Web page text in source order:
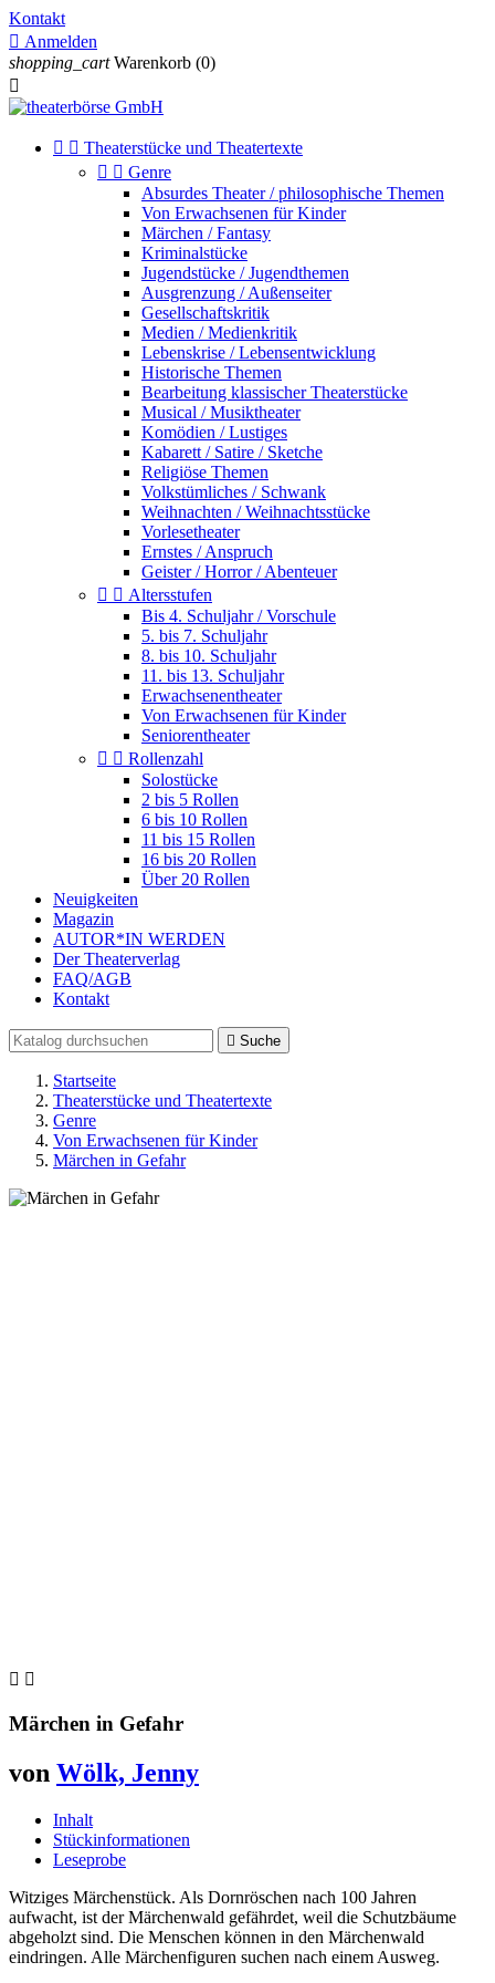
Kontakt
 Anmelden
shopping_cart Warenkorb (0)

  Theaterstücke und Theatertexte
  Genre
Absurdes Theater / philosophische Themen
Von Erwachsenen für Kinder
Märchen / Fantasy
Kriminalstücke
Jugendstücke / Jugendthemen
Ausgrenzung / Außenseiter
Gesellschaftskritik
Medien / Medienkritik
Lebenskrise / Lebensentwicklung
Historische Themen
Bearbeitung klassischer Theaterstücke
Musical / Musiktheater
Komödien / Lustiges
Kabarett / Satire / Sketche
Religiöse Themen
Volkstümliches / Schwank
Weihnachten / Weihnachtsstücke
Vorlesetheater
Ernstes / Anspruch
Geister / Horror / Abenteuer
  Altersstufen
Bis 4. Schuljahr / Vorschule
5. bis 7. Schuljahr
8. bis 10. Schuljahr
11. bis 13. Schuljahr
Erwachsenentheater
Von Erwachsenen für Kinder
Seniorentheater
  Rollenzahl
Solostücke
2 bis 5 Rollen
6 bis 10 Rollen
11 bis 15 Rollen
16 bis 20 Rollen
Über 20 Rollen
Neuigkeiten
Magazin
AUTOR*IN WERDEN
Der Theaterverlag
FAQ/AGB
Kontakt
 Suche
Startseite
Theaterstücke und Theatertexte
Genre
Von Erwachsenen für Kinder
Märchen in Gefahr
 
Märchen in Gefahr
von Wölk, Jenny
Inhalt
Stückinformationen
Leseprobe
Witziges Märchenstück. Als Dornröschen nach 100 Jahren
aufwacht, ist der Märchenwald gefährdet, weil die Schutzbäume
abgeholzt sind. Die Menschen können in den Märchenwald
eindringen. Alle Märchenfiguren suchen nach einem Ausweg.